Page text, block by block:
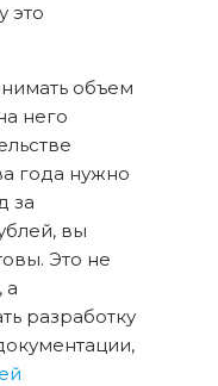
это
объем
него
года нужно
за
вы
Это не
а
разработку